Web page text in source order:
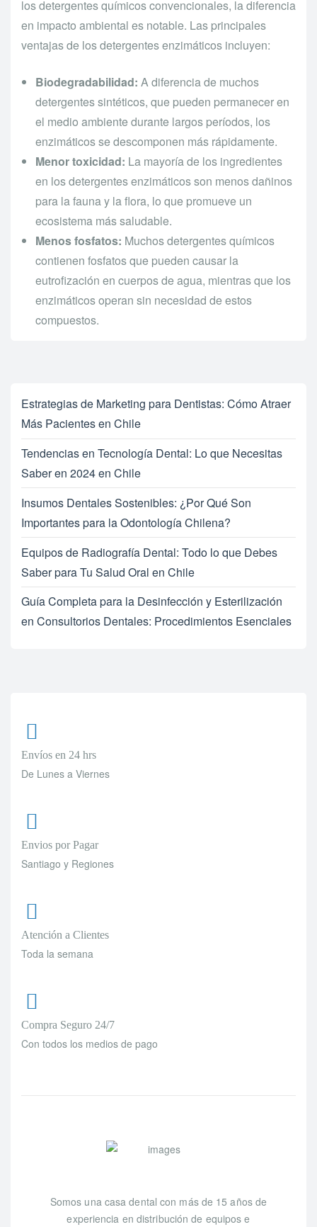
los detergentes químicos convencionales, la diferencia
en impacto ambiental es notable. Las principales
ventajas de los detergentes enzimáticos incluyen:
Biodegradabilidad: A diferencia de muchos
detergentes sintéticos, que pueden permanecer en
el medio ambiente durante largos períodos, los
enzimáticos se descomponen más rápidamente.
Menor toxicidad: La mayoría de los ingredientes
en los detergentes enzimáticos son menos dañinos
para la fauna y la flora, lo que promueve un
ecosistema más saludable.
Menos fosfatos: Muchos detergentes químicos
contienen fosfatos que pueden causar la
eutrofización en cuerpos de agua, mientras que los
enzimáticos operan sin necesidad de estos
compuestos.
Estrategias de Marketing para Dentistas: Cómo Atraer
Más Pacientes en Chile
Tendencias en Tecnología Dental: Lo que Necesitas
Saber en 2024 en Chile
Insumos Dentales Sostenibles: ¿Por Qué Son
Importantes para la Odontología Chilena?
Equipos de Radiografía Dental: Todo lo que Debes
Saber para Tu Salud Oral en Chile
Guía Completa para la Desinfección y Esterilización
en Consultorios Dentales: Procedimientos Esenciales
Envíos en 24 hrs
De Lunes a Viernes
Envios por Pagar
Santiago y Regiones
Atención a Clientes
Toda la semana
Compra Seguro 24/7
Con todos los medios de pago
Somos una casa dental con más de 15 años de
experiencia en distribución de equipos e